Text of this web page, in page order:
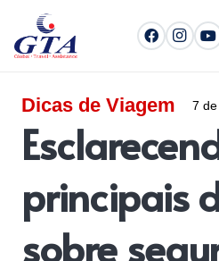
Dicas de Viagem 7
principais
sobre